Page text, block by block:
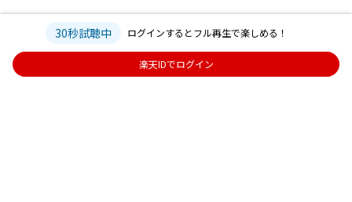
30秒試聴中 ログインするとフル再生で楽しめる！
楽天IDでログイン